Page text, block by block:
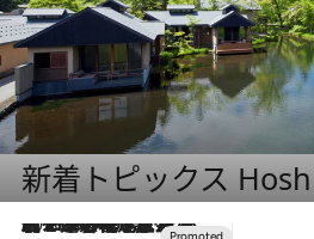
新着トピックス
2026.8.7
【トンボの足水浴】ヒノキの香りに包まれて涼感マックス！約13℃の湧水かけ流しを避暑地「星野温泉 トンボの湯」で体験